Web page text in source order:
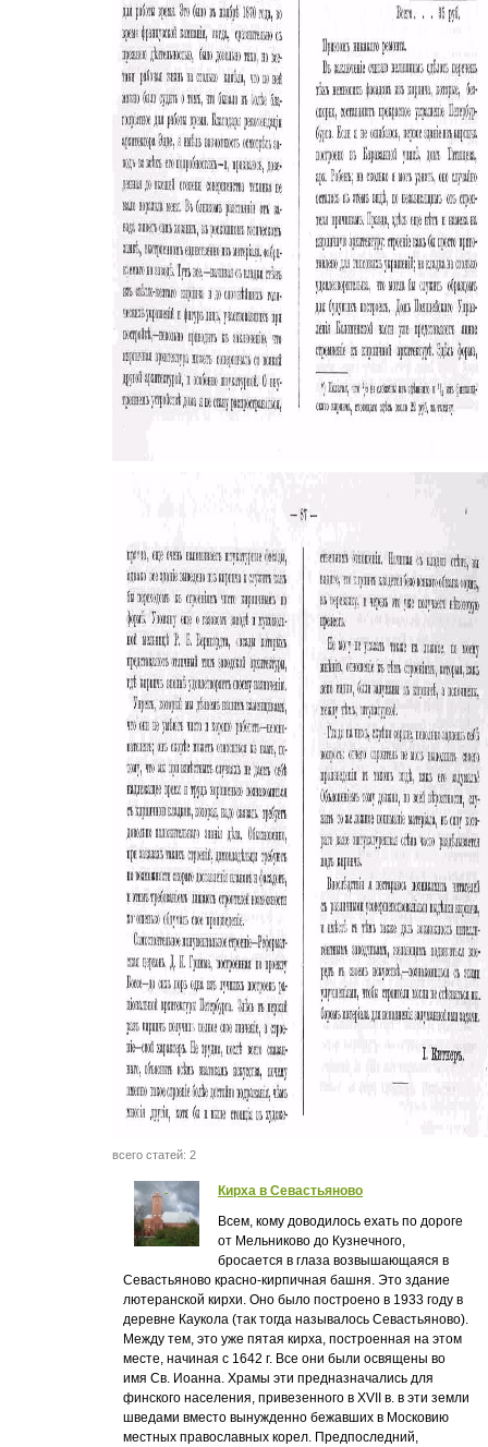
всего статей: 2
Кирха в Севастьяново
Всем, кому доводилось ехать по дороге
от Мельниково до Кузнечного,
бросается в глаза возвышающаяся в
Севастьяново красно-кирпичная башня. Это здание
лютеранской кирхи. Оно было построено в 1933 году в
деревне Каукола (так тогда называлось Севастьяново).
Между тем, это уже пятая кирха, построенная на этом
месте, начиная с 1642 г. Все они были освящены во
имя Св. Иоанна. Храмы эти предназначались для
финского населения, привезенного в XVII в. в эти земли
шведами вместо вынужденно бежавших в Московию
местных православных корел. Предпоследний,